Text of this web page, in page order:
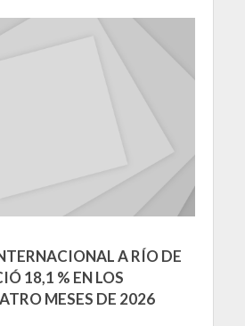
A RÍO DE
18,1 % EN LOS
MESES DE 2026